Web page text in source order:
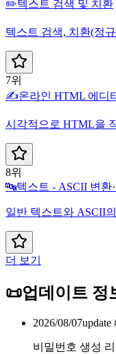
✏️텍스트 검색 및 치환
텍스트 검색, 치환(정
7위
✍️온라인 HTML 에디
시각적으로 HTML을
8위
🔤텍스트 - ASCII 변환
일반 텍스트와 ASCII
더 보기
📜업데이트 정
2026/08/07update
비밀번호 생성